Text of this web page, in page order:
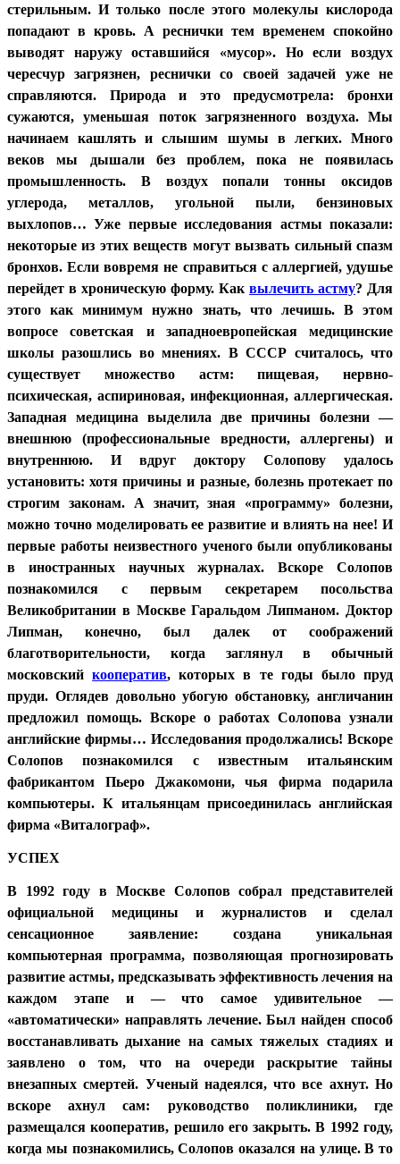
стерильным. И только после этого молекулы кислорода
попадают в кровь. А реснички тем временем спокойно
выводят наружу оставшийся «мусор». Но если воздух
чересчур загрязнен, реснички со своей задачей уже не
справляются. Природа и это предусмотрела: бронхи
сужаются, уменьшая поток загрязненного воздуха. Мы
начинаем кашлять и слышим шумы в легких. Много
веков мы дышали без проблем, пока не появилась
промышленность. В воздух попали тонны оксидов
углерода, металлов, угольной пыли, бензиновых
выхлопов… Уже первые исследования астмы показали:
некоторые из этих веществ могут вызвать сильный спазм
бронхов. Если вовремя не справиться с аллергией, удушье
перейдет в хроническую форму. Как вылечить астму? Для
этого как минимум нужно знать, что лечишь. В этом
вопросе советская и западноевропейская медицинские
школы разошлись во мнениях. В СССР считалось, что
существует множество астм: пищевая, нервно-
психическая, аспириновая, инфекционная, аллергическая.
Западная медицина выделила две причины болезни —
внешнюю (профессиональные вредности, аллергены) и
внутреннюю. И вдруг доктору Солопову удалось
установить: хотя причины и разные, болезнь протекает по
строгим законам. А значит, зная «программу» болезни,
можно точно моделировать ее развитие и влиять на нее! И
первые работы неизвестного ученого были опубликованы
в иностранных научных журналах. Вскоре Солопов
познакомился с первым секретарем посольства
Великобритании в Москве Гаральдом Липманом. Доктор
Липман, конечно, был далек от соображений
благотворительности, когда заглянул в обычный
московскийкооператив, которых в те годы было пруд
пруди. Оглядев довольно убогую обстановку, англичанин
предложил помощь. Вскоре о работах Солопова узнали
английские фирмы… Исследования продолжались! Вскоре
Солопов познакомился с известным итальянским
фабрикантом Пьеро Джакомони, чья фирма подарила
компьютеры. К итальянцам присоединилась английская
фирма «Виталограф».
УСПЕХ
В 1992 году в Москве Солопов собрал представителей
официальной медицины и журналистов и сделал
сенсационное заявление: создана уникальная
компьютерная программа, позволяющая прогнозировать
развитие астмы, предсказывать эффективность лечения на
каждом этапе и — что самое удивительное —
«автоматически» направлять лечение. Был найден способ
восстанавливать дыхание на самых тяжелых стадиях и
заявлено о том, что на очереди раскрытие тайны
внезапных смертей. Ученый надеялся, что все ахнут. Но
вскоре ахнул сам: руководство поликлиники, где
размещался кооператив, решило его закрыть. В 1992 году,
когда мы познакомились, Солопов оказался на улице. В то